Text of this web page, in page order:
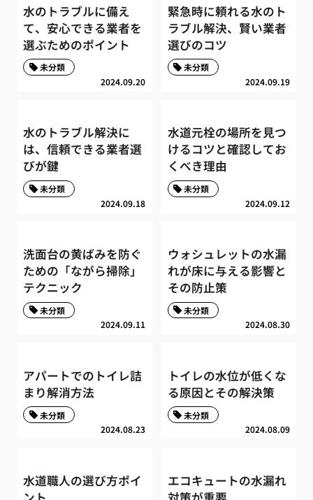
水のトラブルに備え
て、安心できる業者を
選ぶためのポイント
2024.09.20
未分類
緊急時に頼れる水のト
ラブル解決、賢い業者
選びのコツ
2024.09.19
未分類
水のトラブル解決に
は、信頼できる業者選
びが鍵
2024.09.18
未分類
水道元栓の場所を見つ
けるコツと確認してお
くべき理由
2024.09.12
未分類
洗面台の黄ばみを防ぐ
ための「ながら掃除」
テクニック
2024.09.11
未分類
ウォシュレットの水漏
れが床に与える影響と
その防止策
2024.08.30
未分類
アパートでのトイレ詰
まり解消方法
2024.08.23
未分類
トイレの水位が低くな
る原因とその解決策
2024.08.09
未分類
水道職人の選び方ポイ
エコキュートの水漏れ